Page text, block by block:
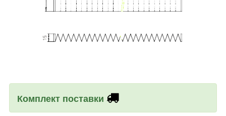
Комплект поставки